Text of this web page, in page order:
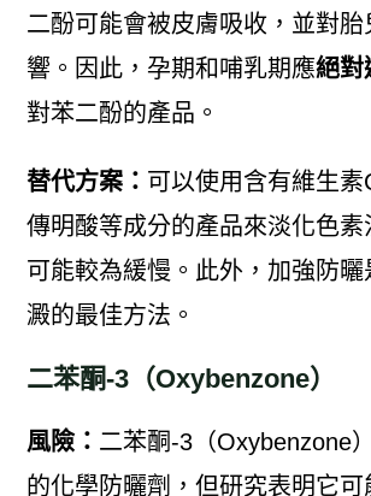
二酚可能會被皮膚吸收，並對胎
響。因此，孕期和哺乳期應絕對
對苯二酚的產品。
替代方案： 可以使用含有維生素
傳明酸等成分的產品來淡化色素
可能較為緩慢。此外，加強防
澱的最佳方法。
二苯酮-3（Oxybenzone）
風險： 二苯酮-3（Oxybenzone
的化學防曬劑，但研究表明它可